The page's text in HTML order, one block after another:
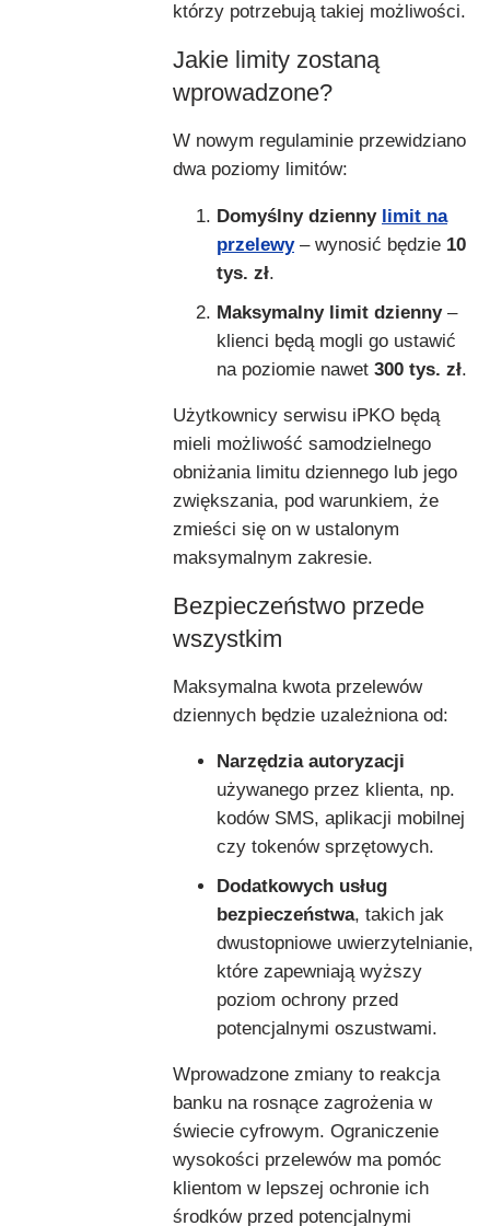
którzy potrzebują takiej możliwości.
Jakie limity zostaną
wprowadzone?
W nowym regulaminie przewidziano
dwa poziomy limitów:
Domyślny dzienny limit na
przelewy– wynosić będzie 10
tys. zł.
Maksymalny limit dzienny–
klienci będą mogli go ustawić
na poziomie nawet 300 tys. zł.
Użytkownicy serwisu iPKO będą
mieli możliwość samodzielnego
obniżania limitu dziennego lub jego
zwiększania, pod warunkiem, że
zmieści się on w ustalonym
maksymalnym zakresie.
Bezpieczeństwo przede
wszystkim
Maksymalna kwota przelewów
dziennych będzie uzależniona od:
Narzędzia autoryzacji
używanego przez klienta, np.
kodów SMS, aplikacji mobilnej
czy tokenów sprzętowych.
Dodatkowych usług
bezpieczeństwa, takich jak
dwustopniowe uwierzytelnianie,
które zapewniają wyższy
poziom ochrony przed
potencjalnymi oszustwami.
Wprowadzone zmiany to reakcja
banku na rosnące zagrożenia w
świecie cyfrowym. Ograniczenie
wysokości przelewów ma pomóc
klientom w lepszej ochronie ich
środków przed potencjalnymi